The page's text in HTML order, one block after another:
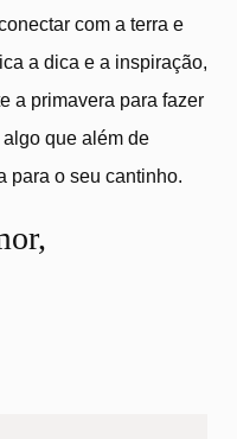
com a terra e
a dica e a inspiração,
a primavera para fazer
que além de
para o seu cantinho.